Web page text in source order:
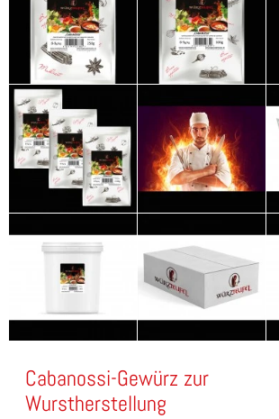
Cabanossi-Gewürz zur
Wurstherstellung